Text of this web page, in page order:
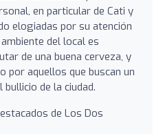
en particular de Cati y
elogiadas por su atención
del local es
de una buena cerveza, y
por aquellos que buscan un
de la ciudad.
de Los Dos